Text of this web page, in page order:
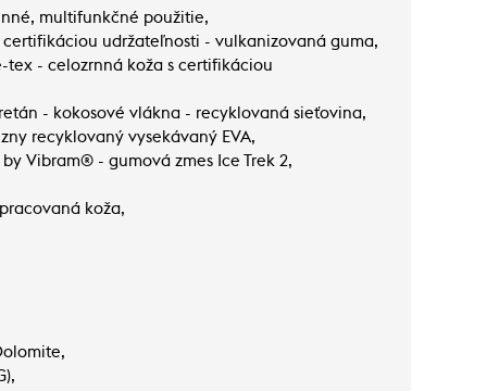
multifunkčné použitie,
certifikáciou udržateľnosti - vulkanizovaná guma,
tex - celozrnná koža s certifikáciou
- kokosové vlákna - recyklovaná sieťovina,
recyklovaný vysekávaný EVA,
Vibram® - gumová zmes Ice Trek 2,
koža,